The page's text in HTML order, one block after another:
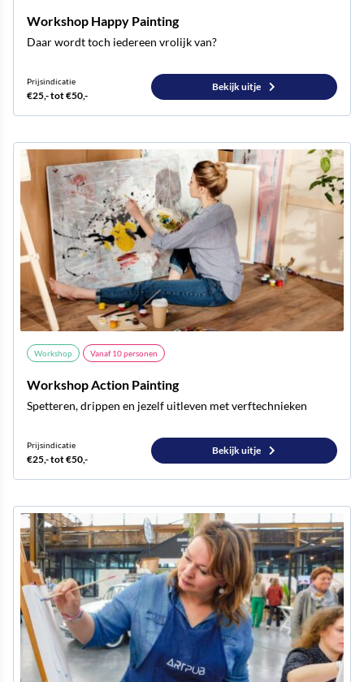
Workshop Happy Painting
Daar wordt toch iedereen vrolijk van?
Prijsindicatie
€25,- tot €50,-
Bekijk uitje
Workshop Vanaf10personen
Workshop Action Painting
Spetteren, drippen en jezelf uitleven met verftechnieken
Prijsindicatie
€25,- tot €50,-
Bekijk uitje